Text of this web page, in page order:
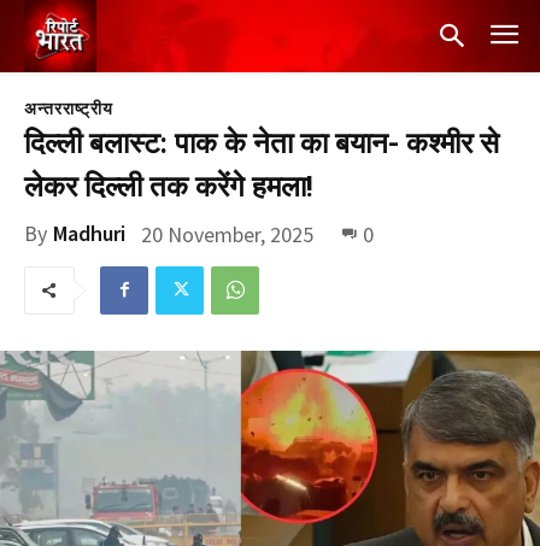
अन्तरराष्ट्रीय
दिल्ली बलास्ट: पाक के नेता का बयान- कश्मीर से
लेकर दिल्ली तक करेंगे हमला!
By Madhuri 20 November, 2025 0